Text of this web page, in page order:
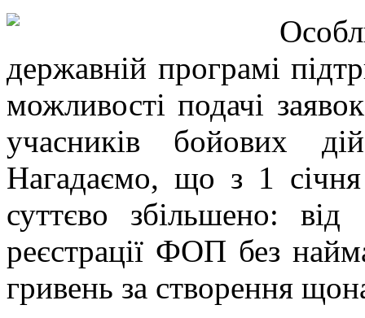
державній програмі
можливості подачі
учасників бойових
Нагадаємо, що з 1
суттєво збільшено:
реєстрації ФОП без
гривень за створення